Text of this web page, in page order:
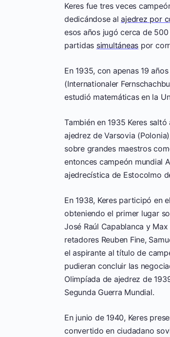
Keres fue tres veces
dedicándose alajedrez por
esos años jugó cerca de
partidas simultáneas por
En 1935, con apenas 19
(Internationaler
estudió matemáticas en la
También en 1935 Keres
ajedrez de Varsovia
sobre grandes maestros
entonces campeón mundial
ajedrecística de Estocolmo
En 1938, Keres participó en
obteniendo el primer lugar
José Raúl Capablanca y
retadores Reuben Fine,
el aspirante al título de
pudieran concluir las
Olimpíada de ajedrez de
Segunda Guerra Mundial.
En junio de 1940, Keres
convertido en ciudadano